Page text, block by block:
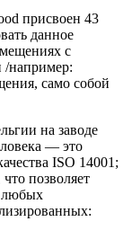
присвоен 43
данное
с
/например:
само собой
на заводе
— это
ISO 14001;
позволяет
любых